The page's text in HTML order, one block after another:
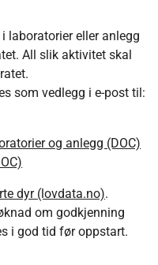
laboratorier eller anlegg
All slik aktivitet skal
som vedlegg i e-post til:
og anlegg (DOC)
dyr (lovdata.no).
om godkjenning
i god tid før oppstart.